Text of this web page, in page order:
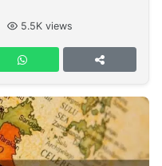
5.5K views